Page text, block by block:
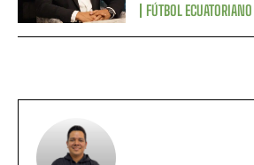
FÚTBOL ECUATORIANO